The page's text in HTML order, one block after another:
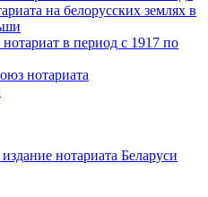
на белорусских землях в
в период с 1917 по
нотариата
нотариата Беларуси